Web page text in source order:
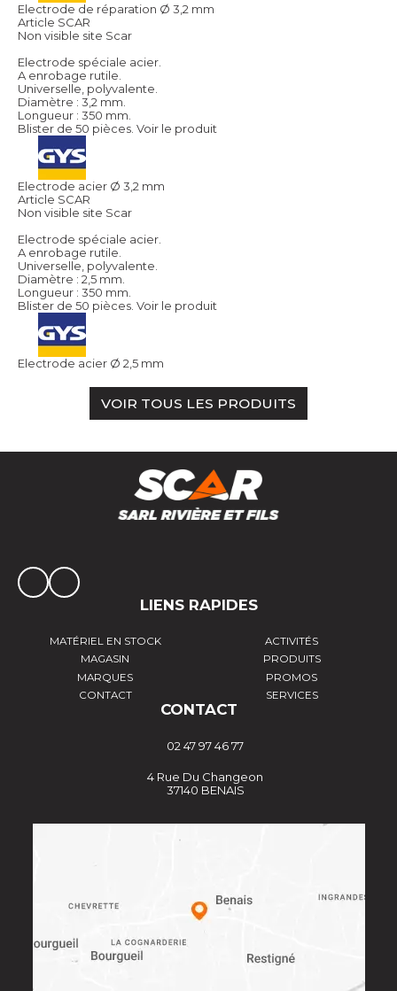
Electrode de réparation Ø 3,2 mm
Article SCAR
Non visible site Scar
Electrode spéciale acier.
A enrobage rutile.
Universelle, polyvalente.
Diamètre : 3,2 mm.
Longueur : 350 mm.
Blister de 50 pièces. Voir le produit
Electrode acier Ø 3,2 mm
Article SCAR
Non visible site Scar
Electrode spéciale acier.
A enrobage rutile.
Universelle, polyvalente.
Diamètre : 2,5 mm.
Longueur : 350 mm.
Blister de 50 pièces. Voir le produit
Electrode acier Ø 2,5 mm
VOIR TOUS LES PRODUITS
LIENS RAPIDES
MATÉRIEL EN STOCK
ACTIVITÉS
MAGASIN
PRODUITS
MARQUES
PROMOS
CONTACT
SERVICES
CONTACT
02 47 97 46 77
4 Rue Du Changeon
37140 BENAIS